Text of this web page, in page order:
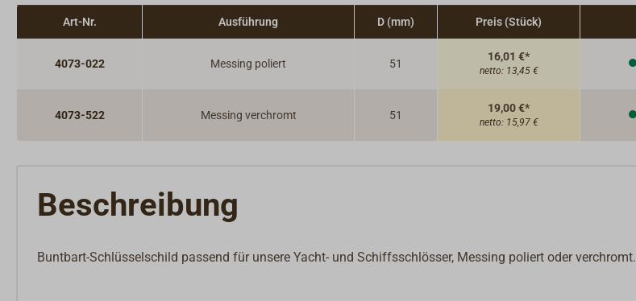
Art-Nr. Ausführung D (mm) Preis (Stück)
4073-022 Messing poliert 51
16,01 €*
netto: 13,45 €
4073-522 Messing verchromt 51
19,00 €*
netto: 15,97 €
Beschreibung
Buntbart-Schlüsselschild passend für unsere Yacht- und Schiffsschlösser, Messing poliert oder verchromt.